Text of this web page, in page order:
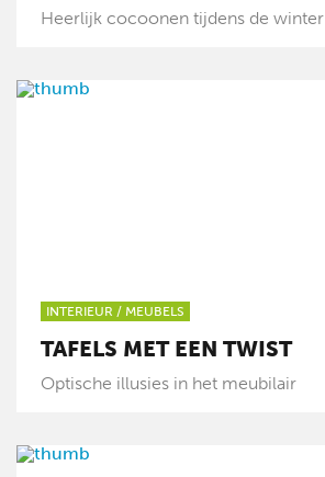
Heerlijk cocoonen tijdens de winter
INTERIEUR / MEUBELS
TAFELS MET EEN TWIST
Optische illusies in het meubilair